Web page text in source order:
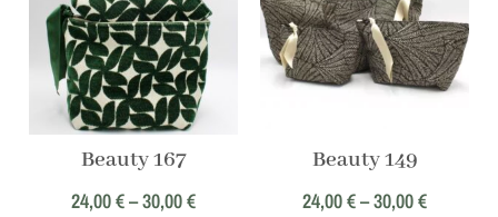
Beauty 167
24,00€–30,00€
Beauty 149
24,00€–30,00€